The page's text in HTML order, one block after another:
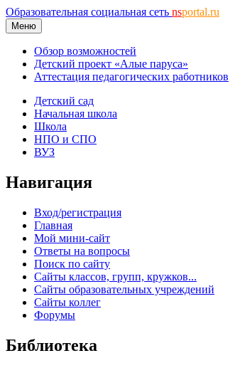
Образовательная социальная сеть nsportal.ru
Меню
Обзор возможностей
Детский проект «Алые паруса»
Аттестация педагогических работников
Детский сад
Начальная школа
Школа
НПО и СПО
ВУЗ
Навигация
Вход/регистрация
Главная
Мой мини-сайт
Ответы на вопросы
Поиск по сайту
Сайты классов, групп, кружков...
Сайты образовательных учреждений
Сайты коллег
Форумы
Библиотека